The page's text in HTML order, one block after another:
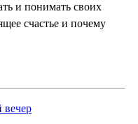
и понимать своих
счастье и почему
вечер